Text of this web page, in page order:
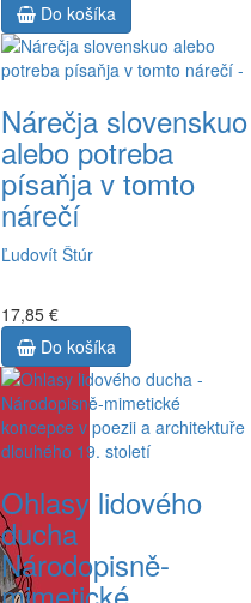
Do košíka
Nárečja slovenskuo
alebo potreba
písaňja v tomto
nárečí
Ľudovít Štúr
17,85 €
Do košíka
Ohlasy lidového
ducha
Národopisně-